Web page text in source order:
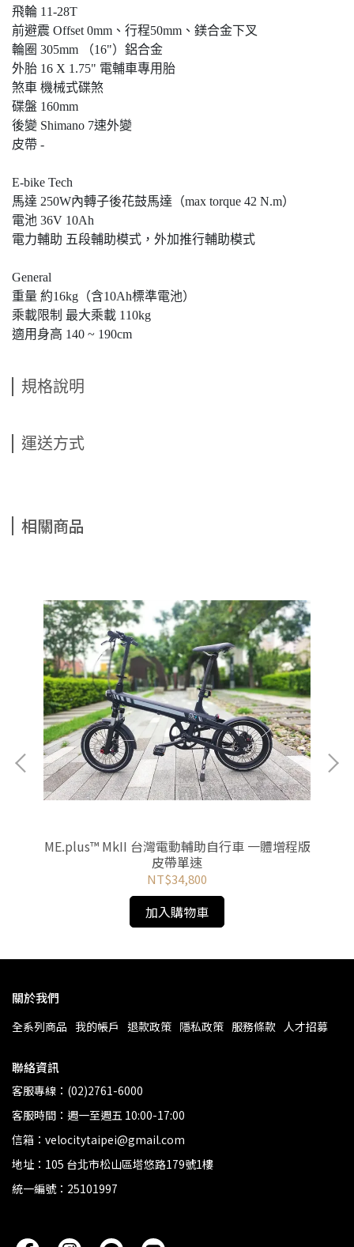
飛輪 11‐28T
前避震 Offset 0mm、行程50mm、鎂合金下叉
輪圈 305mm （16"）鋁合金
外胎 16 X 1.75" 電輔車專用胎
煞車 機械式碟煞
碟盤 160mm
後變 Shimano 7速外變
皮帶 -
E-bike Tech
馬達 250W內轉子後花鼓馬達（max torque 42 N.m）
電池 36V 10Ah
電力輔助 五段輔助模式，外加推行輔助模式
General
重量 約16kg（含10Ah標準電池）
乘載限制 最大乘載 110kg
適用身高 140 ~ 190cm
規格說明
運送方式
相關商品
ME.plus™ MkII 台灣電動輔助自行車 一體增程版
皮帶單速
NT$34,800
加入購物車
關於我們
全系列商品 我的帳戶 退款政策 隱私政策 服務條款 人才招募
聯絡資訊
客服專線：(02)2761-6000
客服時間：週一至週五 10:00-17:00
信箱：velocitytaipei@gmail.com
地址：105 台北市松山區塔悠路179號1樓
統一編號：25101997